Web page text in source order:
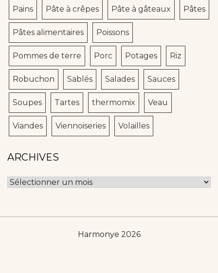
Pains Pâte à crêpes Pâte à gâteaux Pâtes
Pâtes alimentaires Poissons
Pommes de terre Porc Potages Riz
Robuchon Sablés Salades Sauces
Soupes Tartes thermomix Veau
Viandes Viennoiseries Volailles
ARCHIVES
Archives
Harmonye 2026